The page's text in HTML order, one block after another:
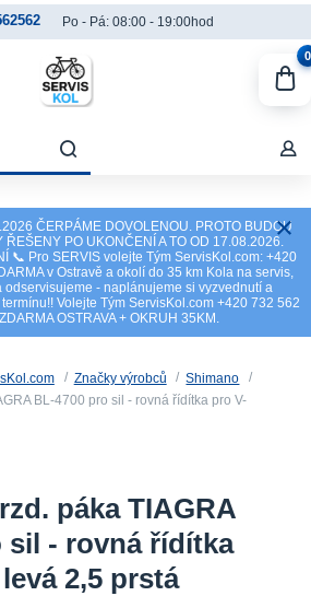
ČERPÁME DOVOLENOU. PROTO BUDOU
PO UKONČENÍ A TO OD 17.08.2026.
📞 Pro SERVIS volejte Tým ServisKol.com: +420
v Ostravě a okolí do 35 km Kola na servis,
odservisujeme - naplánujeme si vyzvednutí a
Volejte Tým ServisKol.com +420 732 562
OSTRAVA + OKRUH 35KM.
Po - Pá: 08:00 - 19:00hod
0
Značky výrobců
Shimano
BL-4700 pro sil - rovná řídítka pro V-
páka TIAGRA
sil - rovná řídítka
2,5 prstá